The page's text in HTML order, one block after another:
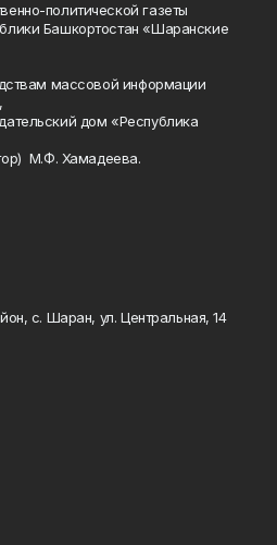
политической газеты
Башкортостан «Шаранские
массовой информации
дом «Республика
М.Ф. Хамадеева.
с. Шаран, ул. Центральная, 14